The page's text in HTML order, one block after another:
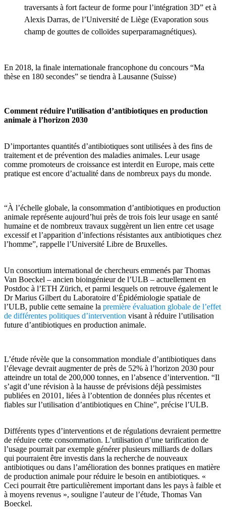
traversants à fort facteur de forme pour l’intégration 3D” et à
Alexis Darras, de l’Université de Liège (Evaporation sous
champ de gouttes de colloïdes superparamagnétiques).
En 2018, la finale internationale francophone du concours “Ma
thèse en 180 secondes” se tiendra à Lausanne (Suisse)
Comment réduire l’utilisation d’antibiotiques en production
animale à l’horizon 2030
D’importantes quantités d’antibiotiques sont utilisées à des fins de
traitement et de prévention des maladies animales. Leur usage
comme promoteurs de croissance est interdit en Europe, mais cette
pratique est encore d’actualité dans de nombreux pays du monde.
“À l’échelle globale, la consommation d’antibiotiques en production
animale représente aujourd’hui près de trois fois leur usage en santé
humaine et de nombreux travaux suggèrent un lien entre cet usage
excessif et l’apparition d’infections résistantes aux antibiotiques chez
l’homme”, rappelle l’Université Libre de Bruxelles.
Un consortium international de chercheurs emmenés par Thomas
Van Boeckel – ancien bioingénieur de l’ULB – actuellement en
Postdoc à l’ETH Zürich, et parmi lesquels on retrouve également le
Dr Marius Gilbert du Laboratoire d’Épidémiologie spatiale de
l’ULB, publie cette semaine la première évaluation globale de l’effet
de différentes politiques d’intervention visant à réduire l’utilisation
future d’antibiotiques en production animale.
L’étude révèle que la consommation mondiale d’antibiotiques dans
l’élevage devrait augmenter de près de 52% à l’horizon 2030 pour
atteindre un total de 200,000 tonnes, en l’absence d’intervention. “Il
s’agit d’une révision à la hausse de prévisions déjà pessimistes
publiées en 20101, liées à l’obtention de données plus récentes et
fiables sur l’utilisation d’antibiotiques en Chine”, précise l’ULB.
Différents types d’interventions et de régulations devraient permettre
de réduire cette consommation. L’utilisation d’une tarification de
l’usage pourrait par exemple générer plusieurs milliards de dollars
qui pourraient être investis dans la recherche de nouveaux
antibiotiques ou dans l’amélioration des bonnes pratiques en matière
de production animale pour réduire le besoin en antibiotiques. «
Ceci pourrait être particulièrement important dans les pays à faible et
à moyens revenus », souligne l’auteur de l’étude, Thomas Van
Boeckel.